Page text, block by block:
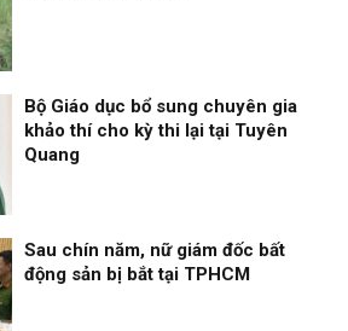
Bộ Giáo dục bổ sung chuyên gia
khảo thí cho kỳ thi lại tại Tuyên
Quang
Sau chín năm, nữ giám đốc bất
động sản bị bắt tại TPHCM